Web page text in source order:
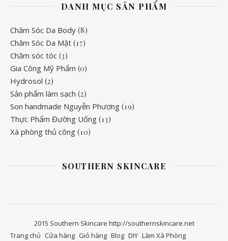
DANH MỤC SẢN PHẨM
Chăm Sóc Da Body (8)
Chăm Sóc Da Mặt (17)
Chăm sóc tóc (3)
Gia Công Mỹ Phẩm (0)
Hydrosol (2)
Sản phẩm làm sạch (2)
Son handmade Nguyễn Phượng (19)
Thực Phẩm Đường Uống (13)
Xà phòng thủ công (10)
SOUTHERN SKINCARE
2015 Southern Skincare http://southernskincare.net
Trang chủ Cửa hàng Giỏ hàng Blog DIY Làm Xà Phòng